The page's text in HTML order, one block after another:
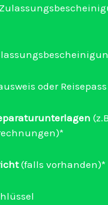
oder Reisepass
(falls vorhanden)*